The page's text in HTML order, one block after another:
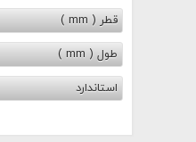
قطر ( mm )
طول ( mm )
استاندارد